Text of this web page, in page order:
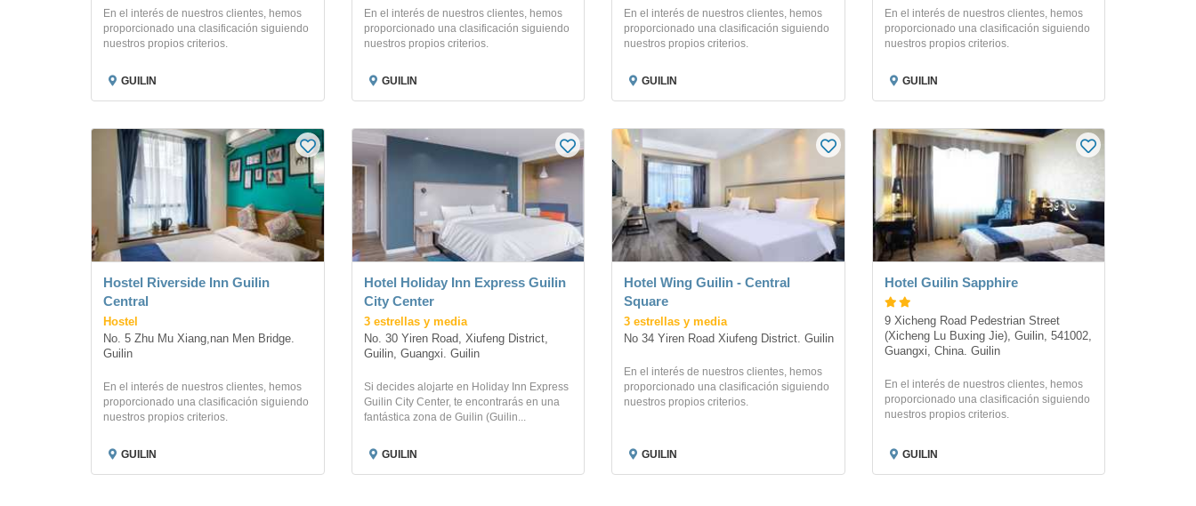
En el interés de nuestros clientes, hemos
proporcionado una clasificación siguiendo
nuestros propios criterios.
GUILIN
En el interés de nuestros clientes, hemos
proporcionado una clasificación siguiendo
nuestros propios criterios.
GUILIN
En el interés de nuestros clientes, hemos
proporcionado una clasificación siguiendo
nuestros propios criterios.
GUILIN
En el interés de nuestros clientes, hemos
proporcionado una clasificación siguiendo
nuestros propios criterios.
GUILIN
Hostel Riverside Inn Guilin
Central
Hostel
No. 5 Zhu Mu Xiang,nan Men Bridge.
Guilin
En el interés de nuestros clientes, hemos
proporcionado una clasificación siguiendo
nuestros propios criterios.
GUILIN
Hotel Holiday Inn Express Guilin
City Center
3 estrellas y media
No. 30 Yiren Road, Xiufeng District,
Guilin, Guangxi. Guilin
Si decides alojarte en Holiday Inn Express
Guilin City Center, te encontrarás en una
fantástica zona de Guilin (Guilin...
GUILIN
Hotel Wing Guilin - Central
Square
3 estrellas y media
No 34 Yiren Road Xiufeng District. Guilin
En el interés de nuestros clientes, hemos
proporcionado una clasificación siguiendo
nuestros propios criterios.
GUILIN
Hotel Guilin Sapphire
9 Xicheng Road Pedestrian Street
(Xicheng Lu Buxing Jie), Guilin, 541002,
Guangxi, China. Guilin
En el interés de nuestros clientes, hemos
proporcionado una clasificación siguiendo
nuestros propios criterios.
GUILIN